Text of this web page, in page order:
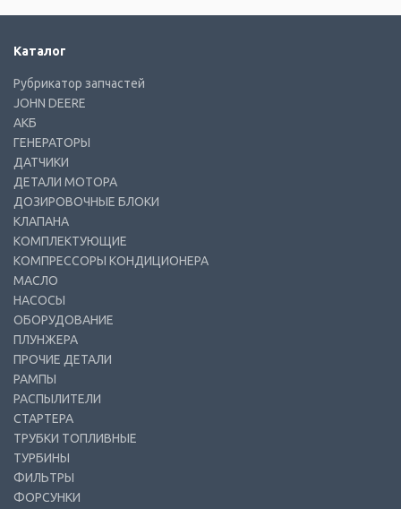
Каталог
Рубрикатор запчастей
JOHN DEERE
АКБ
ГЕНЕРАТОРЫ
ДАТЧИКИ
ДЕТАЛИ МОТОРА
ДОЗИРОВОЧНЫЕ БЛОКИ
КЛАПАНА
КОМПЛЕКТУЮЩИЕ
КОМПРЕССОРЫ КОНДИЦИОНЕРА
МАСЛО
НАСОСЫ
ОБОРУДОВАНИЕ
ПЛУНЖЕРА
ПРОЧИЕ ДЕТАЛИ
РАМПЫ
РАСПЫЛИТЕЛИ
СТАРТЕРА
ТРУБКИ ТОПЛИВНЫЕ
ТУРБИНЫ
ФИЛЬТРЫ
ФОРСУНКИ